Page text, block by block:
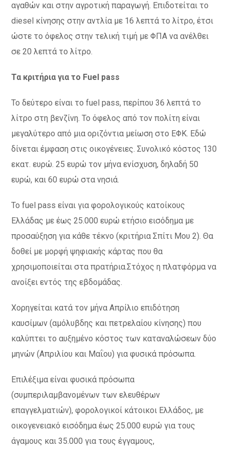
αγαθών και στην αγροτική παραγωγή. Eπιδοτείται το
diesel κίνησης στην αντλία με 16 λεπτά το λίτρο, έτσι
ώστε το όφελος στην τελική τιμή με ΦΠΑ να ανέλθει
σε 20 λεπτά το λίτρο.
Τα κριτήρια για το Fuel pass
Το δεύτερο είναι το fuel pass, περίπου 36 λεπτά το
λίτρο στη βενζίνη. Το όφελος από τον πολίτη είναι
μεγαλύτερο από μια οριζόντια μείωση στο ΕΦΚ. Εδώ
δίνεται έμφαση στις οικογένειες. Συνολικό κόστος 130
εκατ. ευρώ. 25 ευρώ τον μήνα ενίσχυση, δηλαδή 50
ευρώ, και 60 ευρώ στα νησιά.
Το fuel pass είναι για φορολογικούς κατοίκους
Ελλάδας με έως 25.000 ευρώ ετήσιο εισόδημα με
προσαύξηση για κάθε τέκνο (κριτήρια Σπίτι Μου 2). Θα
δοθεί με μορφή ψηφιακής κάρτας που θα
χρησιμοποιείται στα πρατήρια.Στόχος η πλατφόρμα να
ανοίξει εντός της εβδομάδας.
Χορηγείται κατά τον μήνα Απρίλιο επιδότηση
καυσίμων (αμόλυβδης και πετρελαίου κίνησης) που
καλύπτει το αυξημένο κόστος των καταναλώσεων δύο
μηνών (Απριλίου και Μαΐου) για φυσικά πρόσωπα.
Επιλέξιμα είναι φυσικά πρόσωπα
(συμπεριλαμβανομένων των ελευθέρων
επαγγελματιών), φορολογικοί κάτοικοι Ελλάδος, με
οικογενειακό εισόδημα έως 25.000 ευρώ για τους
άγαμους και 35.000 για τους έγγαμους,